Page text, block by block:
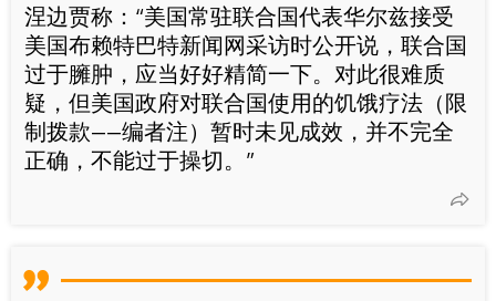
涅边贾称：“美国常驻联合国代表华尔兹接受
美国布赖特巴特新闻网采访时公开说，联合国
过于臃肿，应当好好精简一下。对此很难质
疑，但美国政府对联合国使用的饥饿疗法（限
制拨款——编者注）暂时未见成效，并不完全
正确，不能过于操切。”